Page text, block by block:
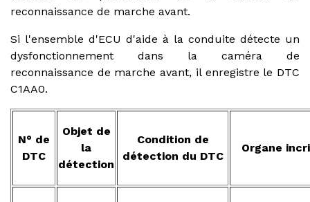
reconnaissance de marche avant.
Si l'ensemble d'ECU d'aide à la conduite détecte un
dysfonctionnement dans la caméra de
reconnaissance de marche avant, il enregistre le DTC
C1AA0.
N° de
DTC
Objet de
la
détection
Condition de
détection du DTC
Organe